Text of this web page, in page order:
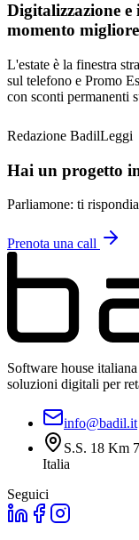
Digitalizzazione e
momento
L'estate è la finestra
sul telefono e Promo
con sconti permanenti
Redazione BadilLeggi
Hai un progetto
Parliamone: ti
Prenota una call
Software house
soluzioni digitali per
info@badil.it
S.S. 18 Km
Italia
Seguici